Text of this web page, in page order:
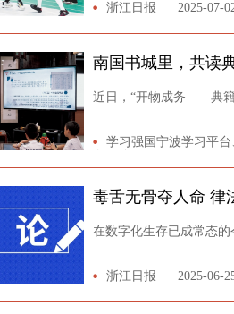
浙江日报 2025-07-
南国书城里，共读
近日，“开物成务——典
学习强国宁波学习平
毒舌无骨夺人命 律
在数字化生存已成常态
浙江日报 2025-06-